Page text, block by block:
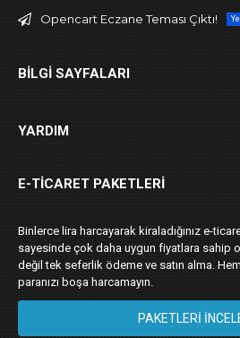
Opencart Eczane Teması Çıktı!
BILGI SAYFALARI
YARDIM
E-TICARET PAKETLERI
Binlerce lira harcayarak kiraladığınız e-
sayesinde çok daha uygun fiyatlara sahip
değil tek seferlik ödeme ve satın alma.
paranızı boşa harcamayın.
PAKETLERI